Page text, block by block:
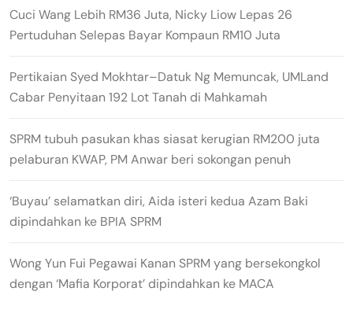
Cuci Wang Lebih RM36 Juta, Nicky Liow Lepas 26
Pertuduhan Selepas Bayar Kompaun RM10 Juta
Pertikaian Syed Mokhtar–Datuk Ng Memuncak, UMLand
Cabar Penyitaan 192 Lot Tanah di Mahkamah
SPRM tubuh pasukan khas siasat kerugian RM200 juta
pelaburan KWAP, PM Anwar beri sokongan penuh
‘Buyau’ selamatkan diri, Aida isteri kedua Azam Baki
dipindahkan ke BPIA SPRM
Wong Yun Fui Pegawai Kanan SPRM yang bersekongkol
dengan ‘Mafia Korporat’ dipindahkan ke MACA